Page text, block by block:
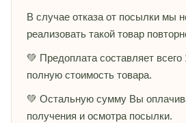
В случае отказа от посылки мы
реализовать такой товар
💚 Предоплата составляет всего
полную стоимость товара.
💚 Остальную сумму Вы
получения и осмотра посылки.